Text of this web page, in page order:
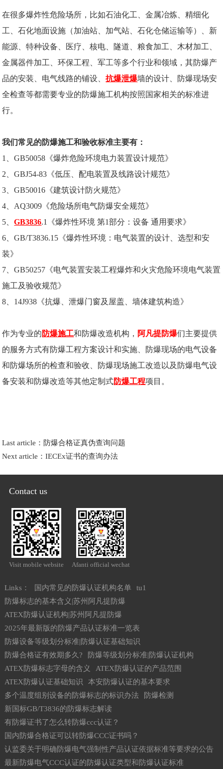
在很多爆炸性危险场所，比如石油化工、金属冶炼、精细化
工、石化地面设施（加油站、加气站、石化仓储运输等）、新
能源、特种设备、医疗、核电、隧道、粮食加工、木材加工、
金属器件加工、环保工程、军工等多个行业和领域，其防爆产
品的安装、电气线路的铺设、抗爆泄爆墙的设计、防爆现场安
全检查等都需要专业的防爆施工机构按照国家相关的标准进
行。
我们常见的防爆施工和验收标准主要有：
1、GB50058《爆炸危险环境电力装置设计规范》
2、GBJ54-83《低压、配电装置及线路设计规范》
3、GB50016《建筑设计防火规范》
4、AQ3009《危险场所电气防爆安全规范》
5、GB3836.1《爆炸性环境 第1部分：设备 通用要求》
6、GB/T3836.15《爆炸性环境：电气装置的设计、选型和安
装》
7、GB50257《电气装置安装工程爆炸和火灾危险环境电气装置
施工及验收规范》
8、14J938《抗爆、泄爆门窗及屋盖、墙体建筑构造》
作为专业的 防爆施工和防爆改造机构， 阿凡提防爆们主要提供
的服务方式有防爆工程方案设计和实施、防爆现场的电气设备
和防爆场所的检查和验收、防爆现场施工改造以及防爆电气设
备安装和防爆改造等其他定制式防爆工程项目。
Last article： 防爆合格证真伪查询问题
Next article：IECEx证书的查询办法
Contact us
Visit mobile website Afanti official wechat
Links： 国内常见的防爆认证机构名单
tu1
防爆标志的基本含义|苏州阿凡提防爆
ATEX防爆认证机构|苏州阿凡提防爆
2025年最新版的防爆产品认证标准一览表
防爆设备等级划分标准|防爆认证基础知识
防爆合格证有效期多久?
防爆等级划分标准|防爆认证机构
ATEX防爆标志字母的含义
ATEX防爆认证的产品范围
ATEX防爆认证基础知识
本安防爆认证的基本要求
多个温度组别设备的防爆标志的标识办法
防爆检测
新国标GB/T3836的防爆标志解读
有防爆证书了怎么转防爆ccc认证？
国内防爆合格证可以转防爆CCC证书吗？
认监委关于明确防爆电气强制性产品认证依据标准等要求的公告
最新防爆电气CCC认证的防爆认证类型和防爆认证标准